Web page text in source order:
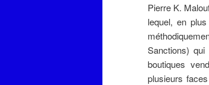
Pierre K.
lequel, en
Sanctions)
boutiques
plusieurs